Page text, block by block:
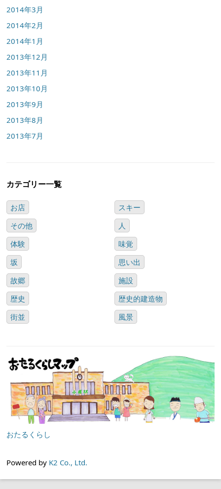
2014年3月
2014年2月
2014年1月
2013年12月
2013年11月
2013年10月
2013年9月
2013年8月
2013年7月
カテゴリー一覧
お店
スキー
その他
人
体験
味覚
坂
思い出
故郷
施設
歴史
歴史的建造物
街並
風景
おたるくらし
Powered by K2 Co., Ltd.